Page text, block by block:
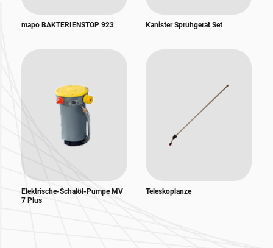
mapo BAKTERIENSTOP 923 Kanister Sprühgerät Set
Elektrische-Schalöl-Pumpe MV
7 Plus
Teleskoplanze